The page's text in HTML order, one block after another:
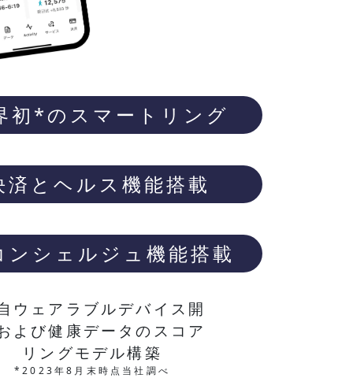
初*のスマートリング
済とヘルス機能搭載
ンシェルジュ機能搭載
ウェアラブルデバイス開
よび健康データのスコア
リングモデル構築
*2023年8月末時点当社調べ